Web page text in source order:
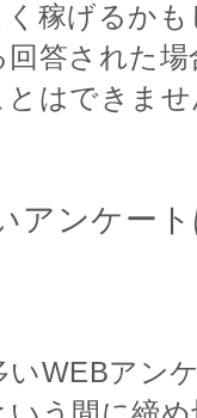
稼げるか
答された
はできま
アンケー
WEBアン